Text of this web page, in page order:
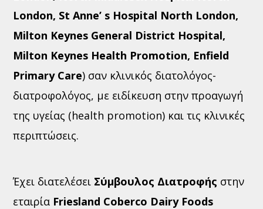
London, St Anne’ s Hospital North London,
Milton Keynes General District Hospital,
Milton Keynes Health Promotion, Enfield
Primary Care) σαν κλινικός διατολόγος-
διατροφολόγος, με ειδίκευση στην προαγωγή
της υγείας (health promotion) και τις κλινικές
περιπτώσεις.
Έχει διατελέσει Σύμβουλος Διατροφής στην
εταιρία Friesland Coberco Dairy Foods